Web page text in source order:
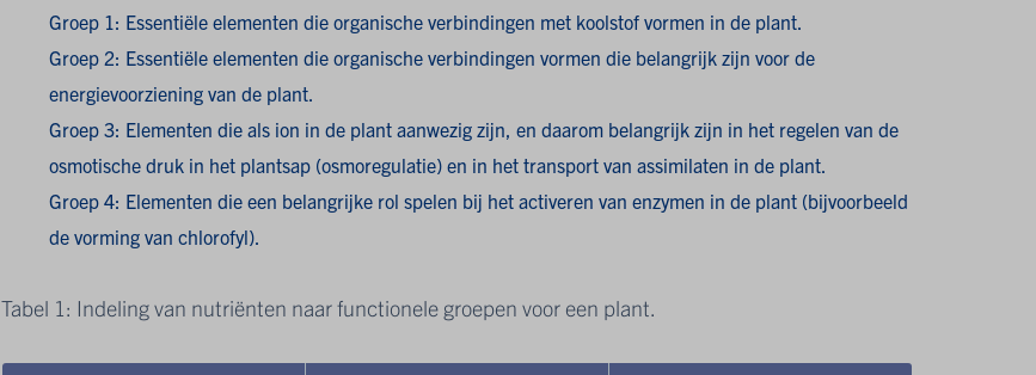
Groep 1: Essentiële elementen die organische verbindingen met koolstof vormen in de plant.
Groep 2: Essentiële elementen die organische verbindingen vormen die belangrijk zijn voor de
energievoorziening van de plant.
Groep 3: Elementen die als ion in de plant aanwezig zijn, en daarom belangrijk zijn in het regelen van de
osmotische druk in het plantsap (osmoregulatie) en in het transport van assimilaten in de plant.
Groep 4: Elementen die een belangrijke rol spelen bij het activeren van enzymen in de plant (bijvoorbeeld
de vorming van chlorofyl).
Tabel 1: Indeling van nutriënten naar functionele groepen voor een plant.